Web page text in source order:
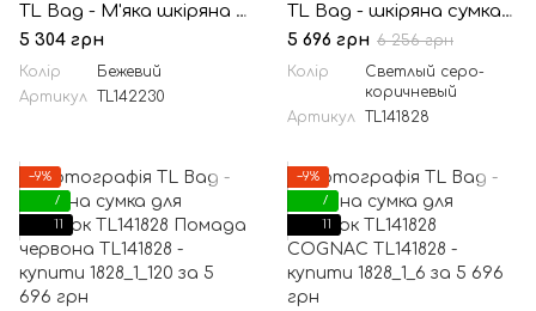
TL Bag - М'яка шкіряна сумка для покупок TL142230 Бежевий
5 304 грн
Колір
Бежевий
Артикул
TL142230
TL Bag - шкіряна сумка для покупок TL141828 Світло -сірий -Браун
5 696 грн 6 256 грн
Колір
Светлый серо-
коричневый
Артикул
TL141828
−9%
7
11
−9%
7
11